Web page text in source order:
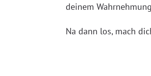
deinem
Na dann los, mach